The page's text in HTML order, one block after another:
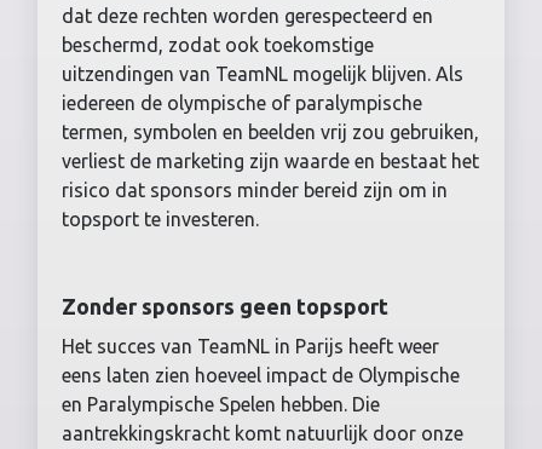
dat deze rechten worden gerespecteerd en
beschermd, zodat ook toekomstige
uitzendingen van TeamNL mogelijk blijven. Als
iedereen de olympische of paralympische
termen, symbolen en beelden vrij zou gebruiken,
verliest de marketing zijn waarde en bestaat het
risico dat sponsors minder bereid zijn om in
topsport te investeren.
Zonder sponsors geen topsport
Het succes van TeamNL in Parijs heeft weer
eens laten zien hoeveel impact de Olympische
en Paralympische Spelen hebben. Die
aantrekkingskracht komt natuurlijk door onze